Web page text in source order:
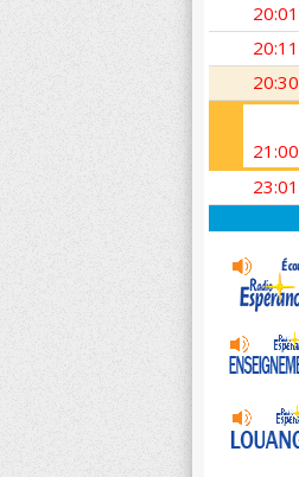
20:01
20:11
20:30
21:00
23:01